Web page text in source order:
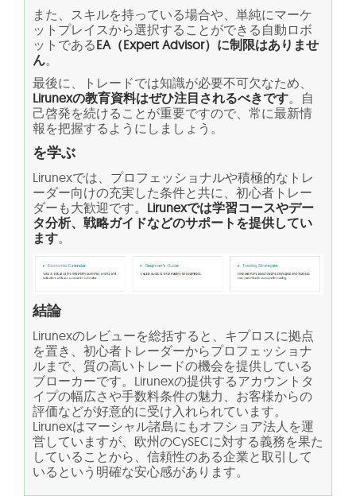
また、スキルを持っている場合や、単純にマーケ
ットプレイスから選択することができる自動ロボ
ットであるEA（Expert Advisor）に制限はありませ
ん。
最後に、トレードでは知識が必要不可欠なため、
Lirunexの教育資料はぜひ注目されるべきです。自
己啓発を続けることが重要ですので、常に最新情
報を把握するようにしましょう。
を学ぶ
Lirunexでは、プロフェッショナルや積極的なトレ
ーダー向けの充実した条件と共に、初心者トレー
ダーも大歓迎です。 Lirunexでは学習コースやデー
タ分析、戦略ガイドなどのサポートを提供してい
ます。
結論
Lirunexのレビューを総括すると、キプロスに拠点
を置き、初心者トレーダーからプロフェッショナ
ルまで、質の高いトレードの機会を提供している
ブローカーです。Lirunexの提供するアカウントタ
イプの幅広さや手数料条件の魅力、お客様からの
評価などが好意的に受け入れられています。
Lirunexはマーシャル諸島にもオフショア法人を運
営していますが、欧州のCySECに対する義務を果た
していることから、信頼性のある企業と取引して
いるという明確な安心感があります。